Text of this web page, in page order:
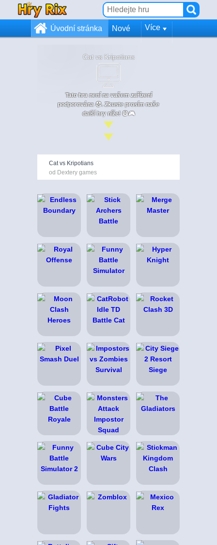
Úvodní stránka Nové Více
Cat vs Kripotians
Tato hra není na vašem zařízení
podporována 😞. Zkuste prosím naše
další hry níže! 😄🎮
Cat vs Kripotians
od Dextery games